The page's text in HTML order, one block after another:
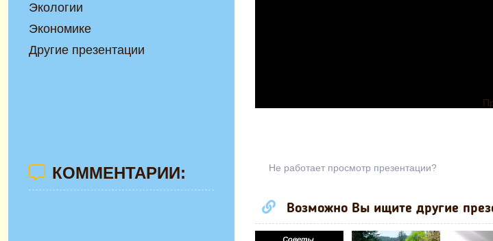
Не работает просмотр презентации?
Возможно Вы ищите другие
Экологии
Экономике
Другие презентации
КОММЕНТАРИИ: